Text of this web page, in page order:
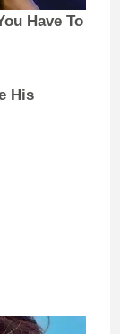
Have To
His